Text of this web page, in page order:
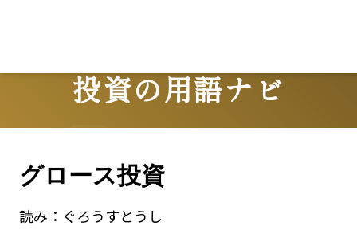
投資の用語ナビ
Terms
グロース投資
読み： ぐろうすとうし